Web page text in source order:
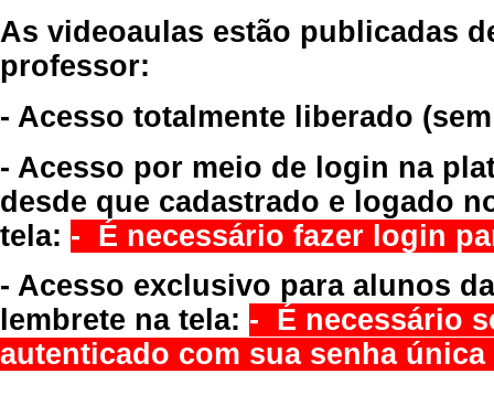
As videoaulas estão publicadas
professor:
- Acesso totalmente liberado
- Acesso por meio de login na
desde que cadastrado e logado
tela: - É necessário fazer login
- Acesso exclusivo para alunos
lembrete na tela: - É necessário
autenticado com sua senha